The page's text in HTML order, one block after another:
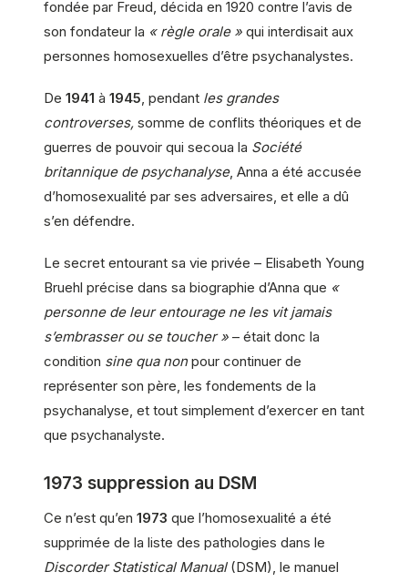
fondée par Freud, décida en 1920 contre l’avis de
son fondateur la « règle orale » qui interdisait aux
personnes homosexuelles d’être psychanalystes.
De 1941 à 1945, pendant les grandes
controverses, somme de conflits théoriques et de
guerres de pouvoir qui secoua la Société
britannique de psychanalyse, Anna a été accusée
d’homosexualité par ses adversaires, et elle a dû
s’en défendre.
Le secret entourant sa vie privée – Elisabeth Young
Bruehl précise dans sa biographie d’Anna que «
personne de leur entourage ne les vit jamais
s’embrasser ou se toucher » – était donc la
condition sine qua nonpour continuer de
représenter son père, les fondements de la
psychanalyse, et tout simplement d’exercer en tant
que psychanalyste.
1973 suppression au DSM
Ce n’est qu’en 1973 que l’homosexualité a été
supprimée de la liste des pathologies dans le
Discorder Statistical Manual (DSM), le manuel